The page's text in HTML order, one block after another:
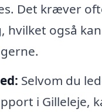
Det kræver
hvilket også
Selvom du
i Gilleleje,